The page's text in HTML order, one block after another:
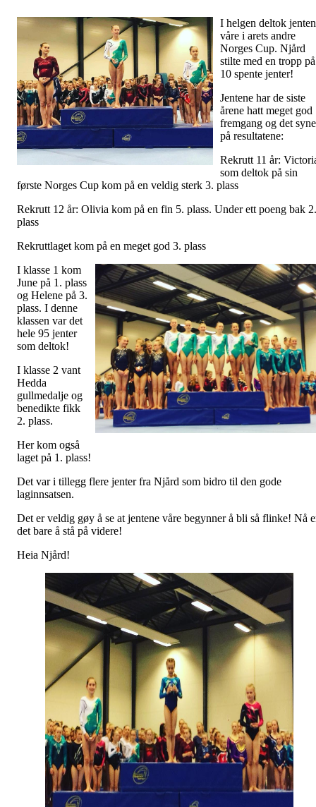
I helgen deltok
våre i arets andre
Norges Cup. Njård
stilte med en tropp på
10 spente jenter!
Jentene har de siste
årene hatt meget god
fremgang og det
på resultatene:
Rekrutt 11 år:
som deltok på sin
første Norges Cup kom på en veldig sterk 3. plass
Rekrutt 12 år: Olivia kom på en fin 5. plass. Under ett poeng bak 2.
plass
Rekruttlaget kom på en meget god 3. plass
I klasse 1 kom
June på 1. plass
og Helene på 3.
plass. I denne
klassen var det
hele 95 jenter
som deltok!
I klasse 2 vant
Hedda
gullmedalje og
benedikte fikk
2. plass.
Her kom også
laget på 1. plass!
Det var i tillegg flere jenter fra Njård som bidro til den gode
laginnsatsen.
Det er veldig gøy å se at jentene våre begynner å bli så flinke! Nå
det bare å stå på videre!
Heia Njård!